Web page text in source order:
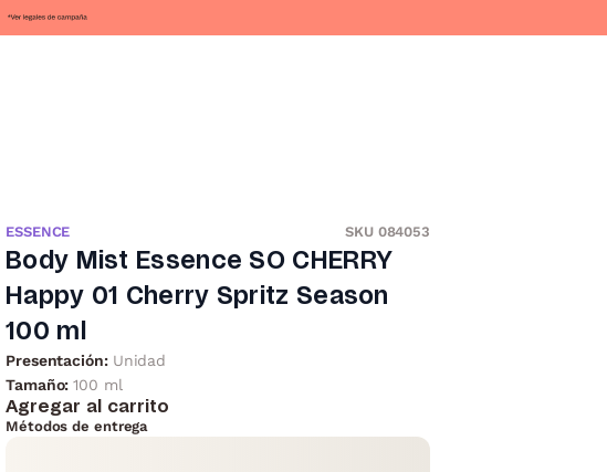
ESSENCE SKU 084053
Body Mist Essence SO CHERRY
Happy 01 Cherry Spritz Season
100 ml
Presentación: Unidad
Tamaño:100 ml
Agregar al carrito
Métodos de entrega